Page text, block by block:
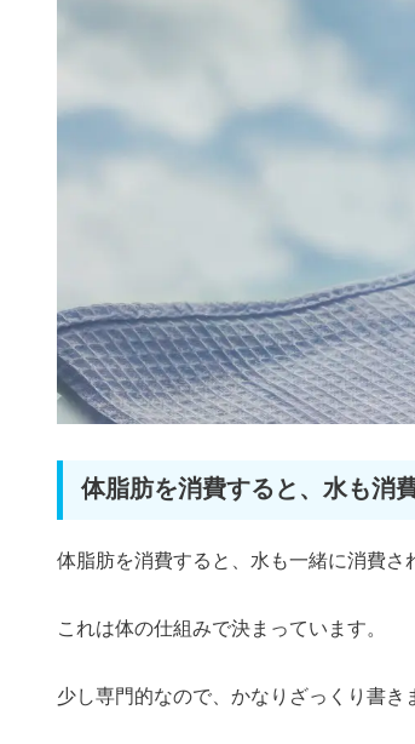
体脂肪を消費すると、水も消
体脂肪を消費すると、水も一緒に消費さ
これは体の仕組みで決まっています。
少し専門的なので、かなりざっくり書き